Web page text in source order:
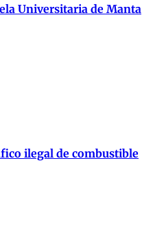
Universitaria de Manta
ilegal de combustible